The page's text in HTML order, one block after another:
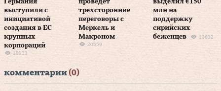
Германия
выступили с
инициативой
создания в ЕС
крупных
корпораций
18933
проведет
трехсторонние
переговоры с
Меркель и
Макроном
20559
выделил €150
млн на
поддержку
сирийских
беженцев
13632
комментарии (0)